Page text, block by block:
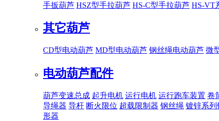
手扳葫芦 HSZ型手拉葫芦 HS-C型手拉葫芦 HS-VT
其它葫芦
CD型电动葫芦 MD型电动葫芦 钢丝绳电动葫芦 微
电动葫芦配件
葫芦变速总成 起升电机 运行电机 运行跑车装置 卷
导绳器 导杆 断火限位 超载限制器 钢丝绳 镀锌系列
形器